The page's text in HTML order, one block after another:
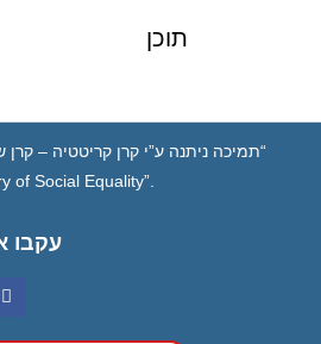
תוכן
“תמיכה ניתנה ע”י קרן קריטטיה –
of Social Equality”.
עקבו